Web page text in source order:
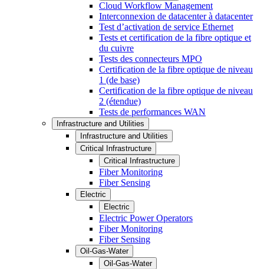
Cloud Workflow Management
Interconnexion de datacenter à datacenter
Test d’activation de service Ethernet
Tests et certification de la fibre optique et
du cuivre
Tests des connecteurs MPO
Certification de la fibre optique de niveau
1 (de base)
Certification de la fibre optique de niveau
2 (étendue)
Tests de performances WAN
Infrastructure and Utilities
Infrastructure and Utilities
Critical Infrastructure
Critical Infrastructure
Fiber Monitoring
Fiber Sensing
Electric
Electric
Electric Power Operators
Fiber Monitoring
Fiber Sensing
Oil-Gas-Water
Oil-Gas-Water